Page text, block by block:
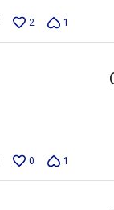
2 1
0 1